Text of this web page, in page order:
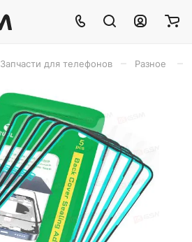
Запчасти для телефонов Разное